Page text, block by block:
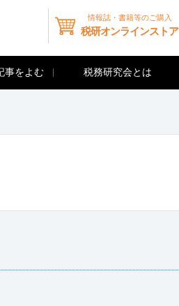
情報誌・書籍等のご購入
税研オンラインストア
事をよむ 税務研究会とは